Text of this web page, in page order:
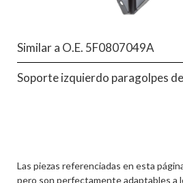
Similar a O.E. 5F0807049A
Soporte izquierdo paragolpes
Las piezas referenciadas en esta
pero son perfectamente adaptables a